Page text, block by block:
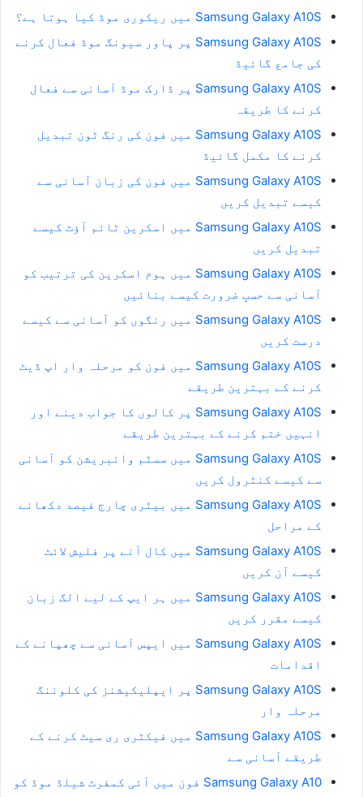
Samsung Galaxy A10S میں ریکوری موڈ کیا ہوتا ہے؟
Samsung Galaxy A10S پر پاور سیونگ موڈ فعال کرنے
کی جامع گائیڈ
Samsung Galaxy A10S پر ڈارک موڈ آسانی سے فعال
کرنے کا طریقہ
Samsung Galaxy A10S میں فون کی رنگ ٹون تبدیل
کرنے کا مکمل گائیڈ
Samsung Galaxy A10S میں فون کی زبان آسانی سے
کیسے تبدیل کریں
Samsung Galaxy A10S میں اسکرین ٹائم آؤٹ کیسے
تبدیل کریں
Samsung Galaxy A10S میں ہوم اسکرین کی ترتیب کو
آسانی سے حسبِ ضرورت کیسے بنائیں
Samsung Galaxy A10S میں رنگوں کو آسانی سے کیسے
درست کریں
Samsung Galaxy A10S میں فون کو مرحلہ وار اپ ڈیٹ
کرنے کے بہترین طریقے
Samsung Galaxy A10S پر کالوں کا جواب دینے اور
انہیں ختم کرنے کے بہترین طریقے
Samsung Galaxy A10S میں سسٹم وائبریشن کو آسانی
سے کیسے کنٹرول کریں
Samsung Galaxy A10S میں بیٹری چارج فیصد دکھانے
کے مراحل
Samsung Galaxy A10S میں کال آنے پر فلیش لائٹ
کیسے آن کریں
Samsung Galaxy A10S میں ہر ایپ کے لیے الگ زبان
کیسے مقرر کریں
Samsung Galaxy A10S میں ایپس آسانی سے چھپانے کے
اقدامات
Samsung Galaxy A10S پر ایپلیکیشنز کی کلوننگ
مرحلہ وار
Samsung Galaxy A10S میں فیکٹری ری سیٹ کرنے کے
طریقے آسانی سے
Samsung Galaxy A10 فون میں آئی کمفرٹ شیلڈ موڈ کو